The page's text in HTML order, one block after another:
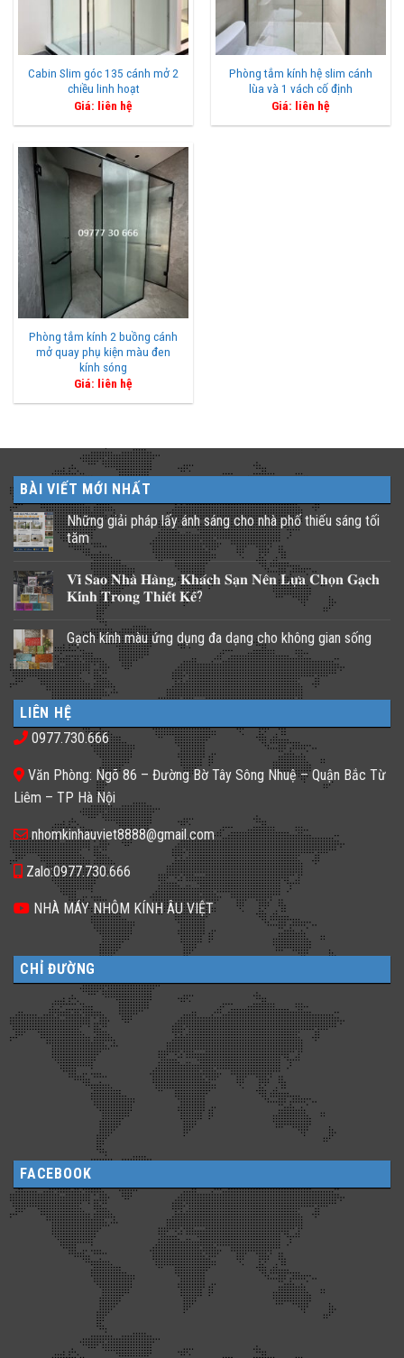
Cabin Slim góc 135 cánh mở 2
chiều linh hoạt
Giá: liên hệ
Phòng tắm kính hệ slim cánh
lùa và 1 vách cố định
Giá: liên hệ
Phòng tắm kính 2 buồng cánh
mở quay phụ kiện màu đen
kính sóng
Giá: liên hệ
BÀI VIẾT MỚI NHẤT
Những giải pháp lấy ánh sáng cho nhà phố thiếu sáng tối
tăm
Không
bình
luận
ở
pháp
lấy
ánh
sáng
cho
nhà
phố
thiếu
sáng
tối
𝐕𝐢̀ 𝐒𝐚𝐨 𝐍𝐡𝐚̀ 𝐇𝐚̀𝐧𝐠, 𝐊𝐡𝐚́𝐜𝐡 𝐒𝐚̣𝐧 𝐍𝐞̂𝐧 𝐋𝐮̛̣𝐚 𝐂𝐡𝐨̣𝐧 𝐆𝐚̣𝐜𝐡
𝐊𝐢́𝐧𝐡 𝐓𝐫𝐨𝐧𝐠 𝐓𝐡𝐢𝐞̂́𝐭 𝐊𝐞̂́?
bình
luận
ở
𝐕𝐢̀
𝐒𝐚𝐨
𝐍𝐡𝐚̀
𝐇𝐚̀𝐧𝐠,
𝐊𝐡𝐚́𝐜𝐡
𝐒𝐚̣𝐧
𝐍𝐞̂𝐧
𝐂𝐡𝐨̣𝐧
𝐆𝐚̣𝐜𝐡
𝐊𝐢́𝐧𝐡
𝐓𝐫𝐨𝐧𝐠
𝐓𝐡𝐢𝐞̂́𝐭
𝐊𝐞̂́?
Gạch kính màu ứng dụng đa dạng cho không gian sống
Không
có
bình
luận
ở
Gạch
kính
màu
đa
dạng
cho
không
gian
sống
LIÊN HỆ
0977.730.666
Văn Phòng: Ngõ 86 – Đường Bờ Tây Sông Nhuệ – Quận Bắc Từ
Liêm – TP Hà Nội
nhomkinhauviet8888@gmail.com
Zalo:0977.730.666
NHÀ MÁY NHÔM KÍNH ÂU VIỆT
CHỈ ĐƯỜNG
FACEBOOK